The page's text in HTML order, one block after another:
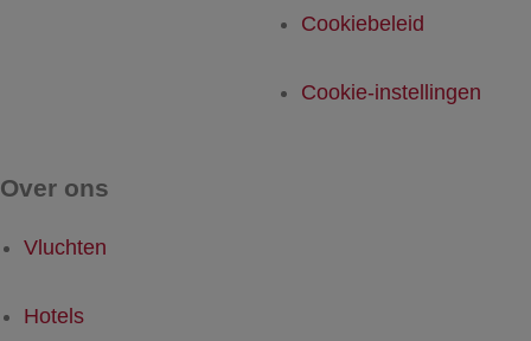
Cookiebeleid
Cookie-instellingen
Over ons
Vluchten
Hotels